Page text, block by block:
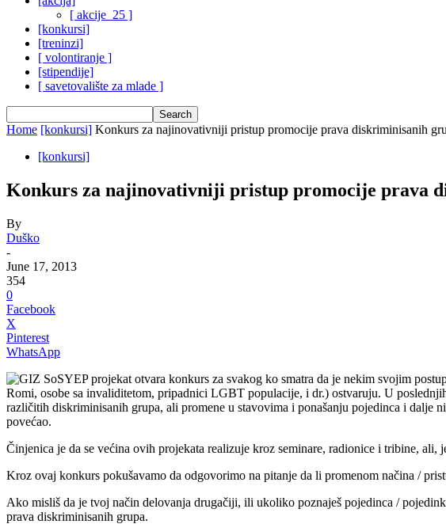
[ akcije_25 ]
[konkursi]
[treninzi]
[ volontiranje ]
[stipendije]
[ savetovalište za mlade ]
Home [konkursi] Konkurs za najinovativniji pristup promocije prava diskriminisanih
[konkursi]
Konkurs za najinovativniji pristup promocije prava
By
Duško
-
June 17, 2013
354
0
Facebook
X
Pinterest
WhatsApp
GIZ SoSYEP projekat otvara konkurs za svakog ko smatra da je nekim svojim
Romi, osobe sa invaliditetom, pripadnici LGBT populacije, i dr.) ostvaruju. U
različitih diskriminisanih grupa, ali promene u stavovima i ponašanju pojedinca i dalje
povećao.
Činjenica je da se većina ovih projekata realizuje kroz seminare, radionice i tribine, ali,
Kroz ovaj konkurs pokušavamo da odgovorimo na pitanje da li promenom načina /
Ako misliš da je tvoj način delovanja drugačiji, ili ukoliko poznaješ pojedinca /
prava diskriminisanih grupa.